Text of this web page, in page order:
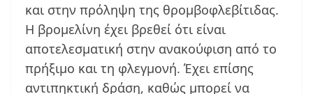
και στην πρόληψη της θρομβοφλεβίτιδας.
Η βρομελίνη έχει βρεθεί ότι είναι
αποτελεσματική στην ανακούφιση από το
πρήξιμο και τη φλεγμονή. Έχει επίσης
αντιπηκτική δράση, καθώς μπορεί να